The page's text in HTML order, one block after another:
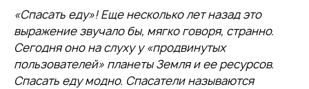
«Спасать еду»! Еще несколько лет назад это
выражение звучало бы, мягко говоря, странно.
Сегодня оно на слуху у «продвинутых
пользователей» планеты Земля и ее ресурсов.
Спасать еду модно. Спасатели называются